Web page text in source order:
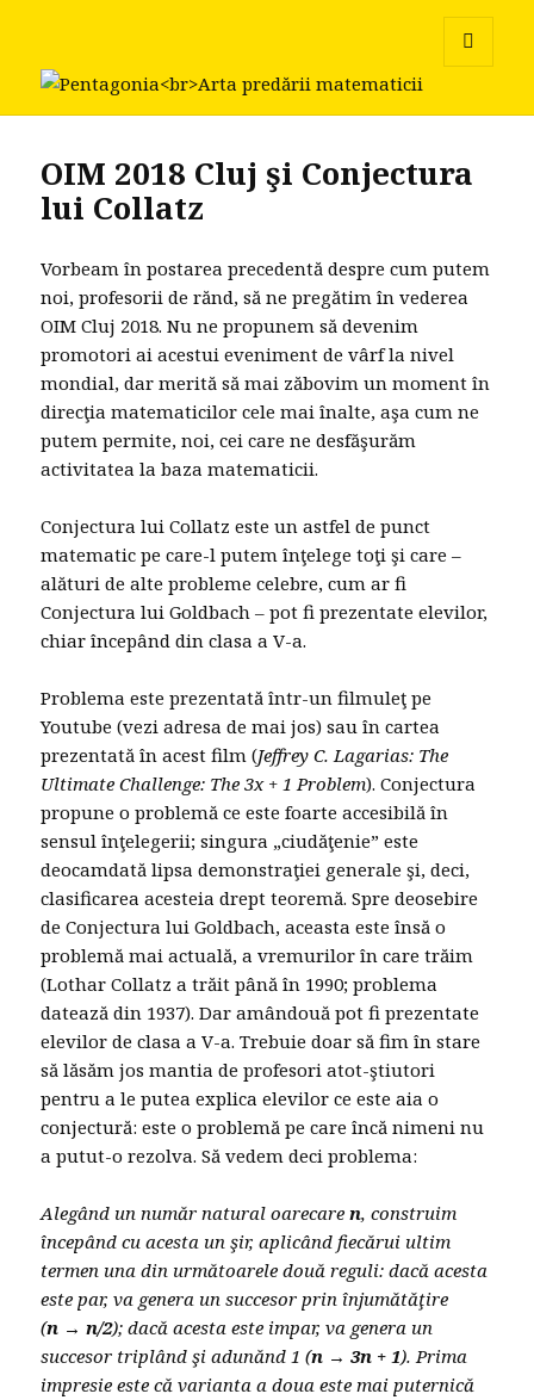
WIDGETS
OIM 2018 Cluj şi Conjectura
lui Collatz
Vorbeam în postarea precedentă despre cum putem
noi, profesorii de rănd, să ne pregătim în vederea
OIM Cluj 2018. Nu ne propunem să devenim
promotori ai acestui eveniment de vârf la nivel
mondial, dar merită să mai zăbovim un moment în
direcţia matematicilor cele mai înalte, aşa cum ne
putem permite, noi, cei care ne desfăşurăm
activitatea la baza matematicii.
Conjectura lui Collatz este un astfel de punct
matematic pe care-l putem înţelege toţi şi care –
alături de alte probleme celebre, cum ar fi
Conjectura lui Goldbach – pot fi prezentate elevilor,
chiar începând din clasa a V-a.
Problema este prezentată într-un filmuleţ pe
Youtube (vezi adresa de mai jos) sau în cartea
prezentată în acest film (Jeffrey C. Lagarias: The
Ultimate Challenge: The 3x + 1 Problem). Conjectura
propune o problemă ce este foarte accesibilă în
sensul înţelegerii; singura „ciudăţenie” este
deocamdată lipsa demonstraţiei generale şi, deci,
clasificarea acesteia drept teoremă. Spre deosebire
de Conjectura lui Goldbach, aceasta este însă o
problemă mai actuală, a vremurilor în care trăim
(Lothar Collatz a trăit până în 1990; problema
datează din 1937). Dar amândouă pot fi prezentate
elevilor de clasa a V-a. Trebuie doar să fim în stare
să lăsăm jos mantia de profesori atot-ştiutori
pentru a le putea explica elevilor ce este aia o
conjectură: este o problemă pe care încă nimeni nu
a putut-o rezolva. Să vedem deci problema:
Alegând un număr natural oarecaren, construim
începând cu acesta un şir, aplicând fiecărui ultim
termen una din următoarele două reguli: dacă acesta
este par, va genera un succesor prin înjumătăţire
(n → n/2); dacă acesta este impar, va genera un
succesor triplând şi adunănd 1 (n → 3n + 1). Prima
impresie este că varianta a doua este mai puternică